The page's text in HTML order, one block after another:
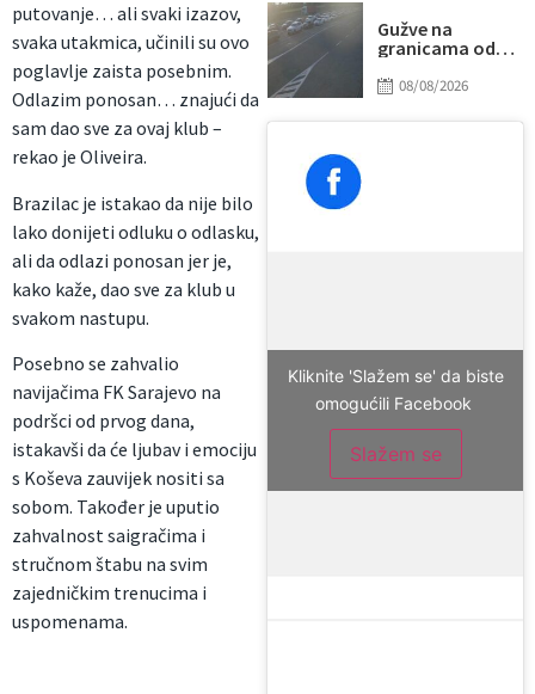
putovanje… ali svaki izazov,
svaka utakmica, učinili su ovo
poglavlje zaista posebnim.
Odlazim ponosan… znajući da
sam dao sve za ovaj klub –
rekao je Oliveira.
Brazilac je istakao da nije bilo
lako donijeti odluku o odlasku,
ali da odlazi ponosan jer je,
kako kaže, dao sve za klub u
svakom nastupu.
Posebno se zahvalio
navijačima FK Sarajevo na
podršci od prvog dana,
istakavši da će ljubav i emociju
s Koševa zauvijek nositi sa
sobom. Također je uputio
zahvalnost saigračima i
stručnom štabu na svim
zajedničkim trenucima i
uspomenama.
Gužve na
granicama od
Duga
izlazu iz BiH, evo
08/08/2026
Kliknite 'Slažem se' da biste
omogućili Facebook
Slažem se